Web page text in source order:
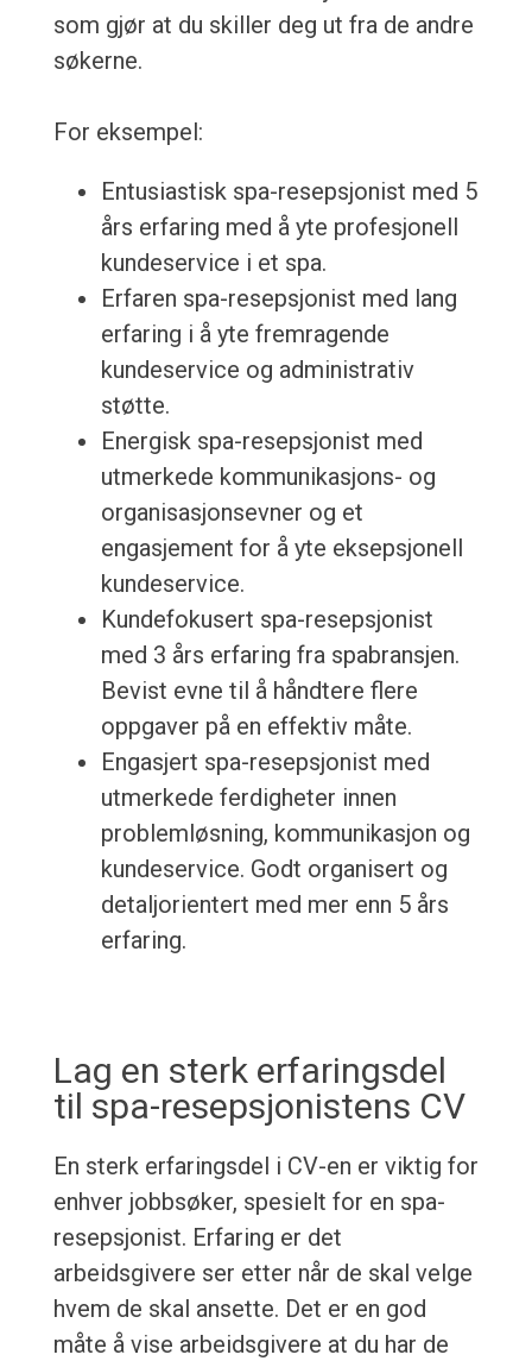
som gjør at du skiller deg ut fra de andre
søkerne.
For eksempel:
Entusiastisk spa-resepsjonist med 5
års erfaring med å yte profesjonell
kundeservice i et spa.
Erfaren spa-resepsjonist med lang
erfaring i å yte fremragende
kundeservice og administrativ
støtte.
Energisk spa-resepsjonist med
utmerkede kommunikasjons- og
organisasjonsevner og et
engasjement for å yte eksepsjonell
kundeservice.
Kundefokusert spa-resepsjonist
med 3 års erfaring fra spabransjen.
Bevist evne til å håndtere flere
oppgaver på en effektiv måte.
Engasjert spa-resepsjonist med
utmerkede ferdigheter innen
problemløsning, kommunikasjon og
kundeservice. Godt organisert og
detaljorientert med mer enn 5 års
erfaring.
Lag en sterk erfaringsdel
til spa-resepsjonistens CV
En sterk erfaringsdel i CV-en er viktig for
enhver jobbsøker, spesielt for en spa-
resepsjonist. Erfaring er det
arbeidsgivere ser etter når de skal velge
hvem de skal ansette. Det er en god
måte å vise arbeidsgivere at du har de